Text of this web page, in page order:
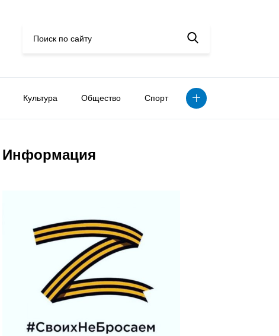
Культура Общество Спорт
Информация